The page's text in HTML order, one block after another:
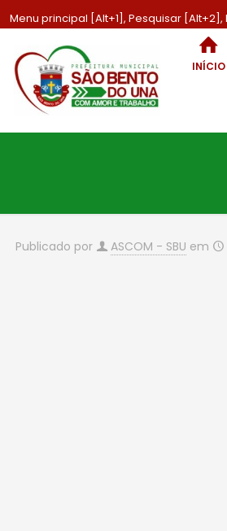
Menu principal [Alt+1], Pesquisar
INÍCIO
Publicado por ASCOM - SBU em